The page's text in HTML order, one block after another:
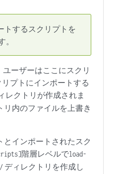
トするスクリプトを
ーザーはここにスクリ
プトにインポートする
レクトリが作成されま
リ内のファイルを上書き
インポートされたスク
階層レベルでload-
ディレクトリを作成し